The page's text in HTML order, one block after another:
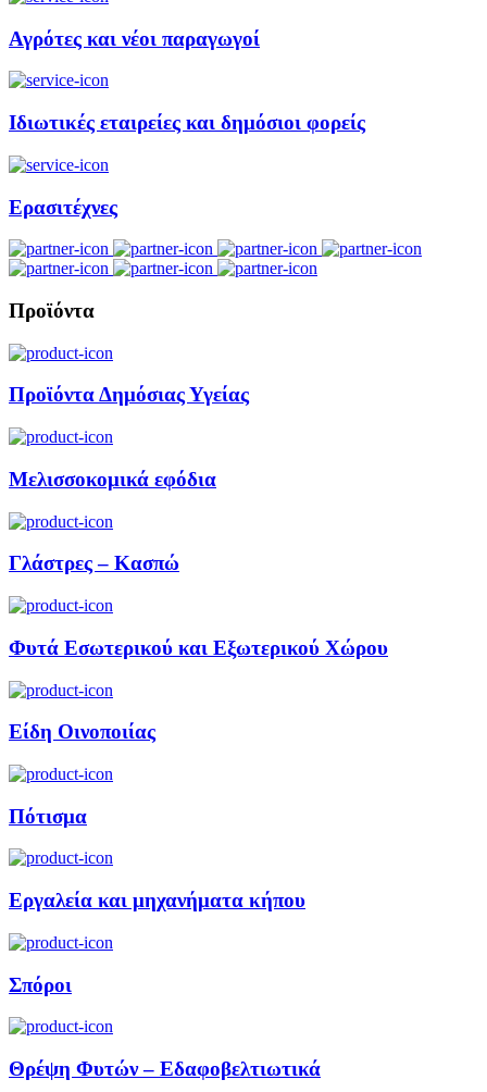
Αγρότες και νέοι παραγωγοί
Ιδιωτικές εταιρείες και δημόσιοι φορείς
Ερασιτέχνες
Προϊόντα
Προϊόντα Δημόσιας Υγείας
Μελισσοκομικά εφόδια
Γλάστρες – Κασπώ
Φυτά Εσωτερικού και Εξωτερικού Χώρου
Είδη Οινοποιίας
Πότισμα
Εργαλεία και μηχανήματα κήπου
Σπόροι
Θρέψη Φυτών – Εδαφοβελτιωτικά